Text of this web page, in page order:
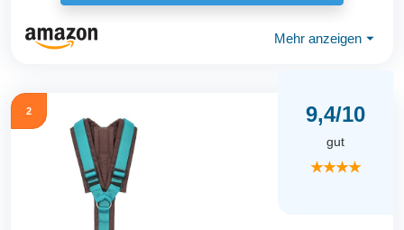
Mehr anzeigen ⏷
2 9,4/10
gut
★★★★